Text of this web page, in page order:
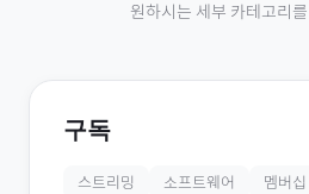
원하시는 세부 카테고리
구독
스트리밍 소프트웨어 멤버십